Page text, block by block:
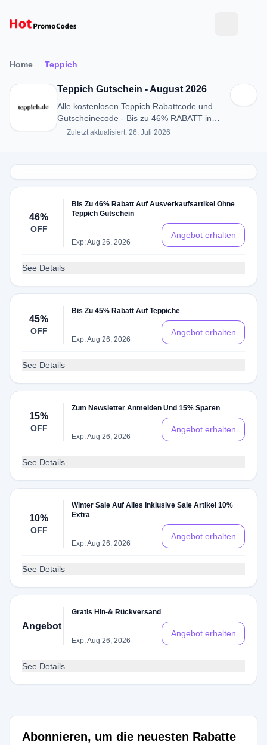
Home Teppich
Teppich Gutschein - August 2026
Alle kostenlosen Teppich Rabattcode und
Gutscheinecode - Bis zu 46% RABATT in
August 2026
Zuletzt aktualisiert: 26. Juli 2026
46%
OFF
Bis Zu 46% Rabatt Auf Ausverkaufsartikel Ohne
Teppich Gutschein
Exp: Aug 26, 2026
Angebot erhalten
See Details
45%
OFF
Bis Zu 45% Rabatt Auf Teppiche
Exp: Aug 26, 2026
Angebot erhalten
See Details
15%
OFF
Zum Newsletter Anmelden Und 15% Sparen
Exp: Aug 26, 2026
Angebot erhalten
See Details
10%
OFF
Winter Sale Auf Alles Inklusive Sale Artikel 10%
Extra
Exp: Aug 26, 2026
Angebot erhalten
See Details
Angebot
Gratis Hin-& Rückversand
Exp: Aug 26, 2026
Angebot erhalten
See Details
Abonnieren, um die neuesten Rabatte